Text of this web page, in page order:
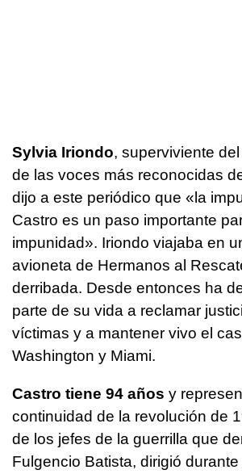
Sylvia Iriondo, superviviente
de las voces más reconocidas
dijo a este periódico que «la
Castro es un paso importante
impunidad». Iriondo viajaba en
avioneta de Hermanos al
derribada. Desde entonces ha
parte de su vida a reclamar
víctimas y a mantener vivo el
Washington y Miami.
Castro tiene 94 años y
continuidad de la revolución de
de los jefes de la guerrilla que
Fulgencio Batista, dirigió